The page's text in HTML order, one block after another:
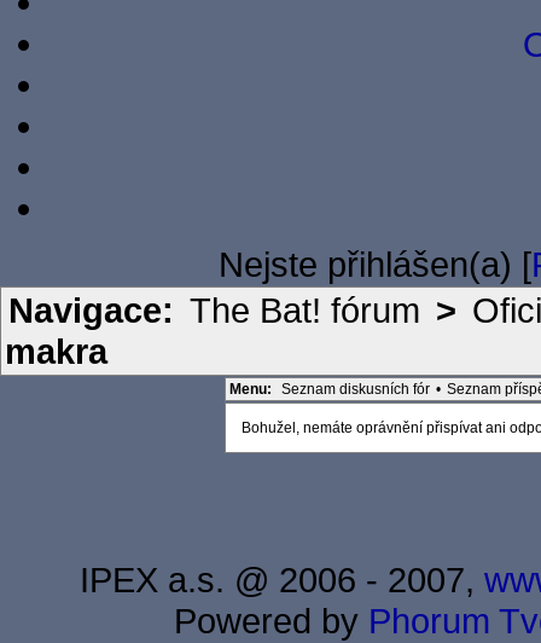
Nejste přihlášen(a) [
Navigace: The Bat! fórum >
makra
Menu: Seznam diskusních fór • Seznam
Bohužel, nemáte oprávnění přispívat ani
IPEX a.s. @ 2006 - 2007,
Powered by Phorum